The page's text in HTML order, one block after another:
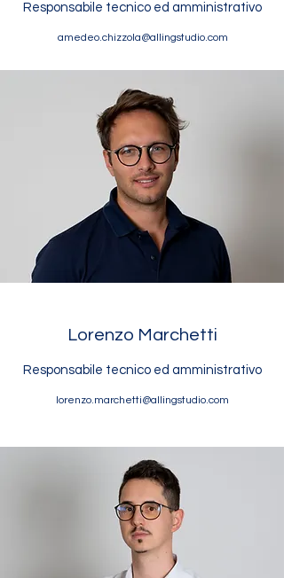
Responsabile tecnico ed amministrativo
amedeo.chizzola@allingstudio.com
Lorenzo Marchetti
Responsabile tecnico ed amministrativo
lorenzo.marchetti@allingstudio.com